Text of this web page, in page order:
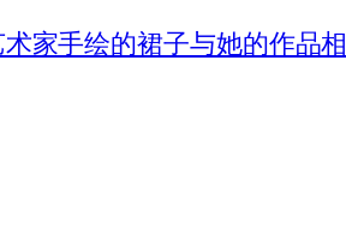
家手绘的裙子与她的作品